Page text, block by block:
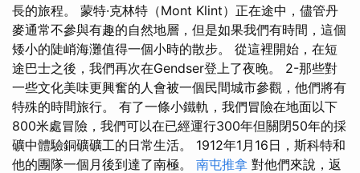
長的旅程。 蒙特·克林特（Mont Klint）正在途中，儘管丹
麥通常不參與有趣的自然地層，但是如果我們有時間，這個
矮小的陡峭海灘值得一個小時的散步。 從這裡開始，在短
途巴士之後，我們再次在Gendser登上了夜晚。 2-那些對
一些文化美味更興奮的人會被一個民間城市參觀，他們將有
特殊的時間旅行。 有了一條小鐵軌，我們冒險在地面以下
800米處冒險，我們可以在已經運行300年但關閉50年的採
礦中體驗銅礦礦工的日常生活。 1912年1月16日，斯科特和
他的團隊一個月後到達了南極。 南屯推拿 對他們來說，返